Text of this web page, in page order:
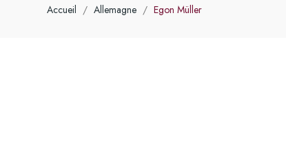
Accueil Allemagne Egon Müller